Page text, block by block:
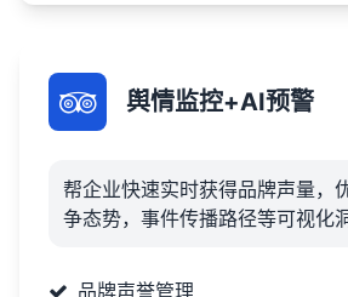
舆情监控+AI预警
帮企业快速实时获得品牌声量，
争态势，事件传播路径等可视化洞
品牌声誉管理